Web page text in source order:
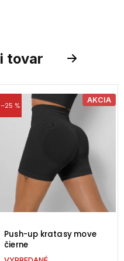
tovar
AKCIA
–25 %
Push-up kratasy move
čierne
Next